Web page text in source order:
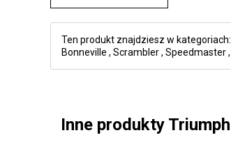
Ten produkt znajdziesz w kategoriach:
Bonneville , Scrambler, Speedmaster,
Inne produkty Triumph